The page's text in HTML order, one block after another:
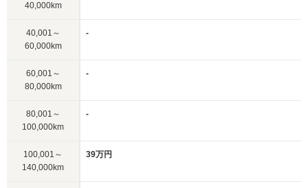
40,000km
40,001～
60,000km
-
60,001～
80,000km
-
80,001～
100,000km
-
100,001～
140,000km
39万円